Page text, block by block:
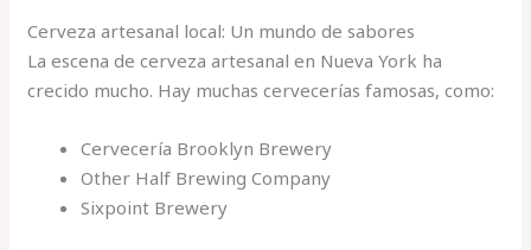
Cerveza artesanal local: Un mundo de sabores
La escena de cerveza artesanal en Nueva York ha
crecido mucho. Hay muchas cervecerías famosas, como:
Cervecería Brooklyn Brewery
Other Half Brewing Company
Sixpoint Brewery